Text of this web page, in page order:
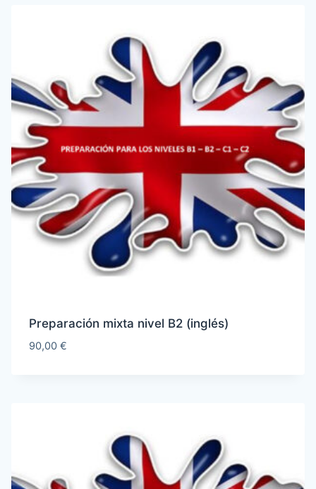
Preparación mixta nivel B2 (inglés)
90,00 €